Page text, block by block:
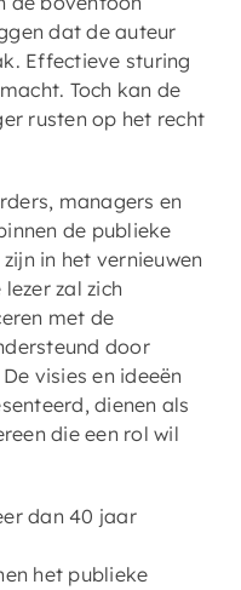
dat de auteur
Effectieve sturing
Toch kan de
rusten op het recht
managers en
de publieke
in het vernieuwen
zal zich
met de
door
visies en ideeën
dienen als
die een rol wil
dan 40 jaar
het publieke